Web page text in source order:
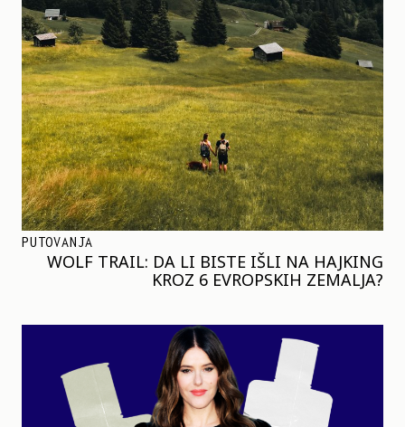
PUTOVANJA
WOLF TRAIL: DA LI BISTE IŠLI NA HAJKING
KROZ 6 EVROPSKIH ZEMALJA?